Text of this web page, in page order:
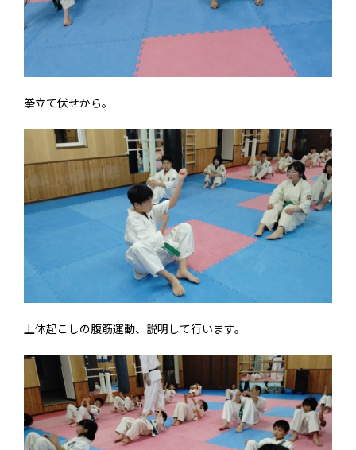
拳立て伏せから。
上体起こしの腹筋運動、説明して行います。